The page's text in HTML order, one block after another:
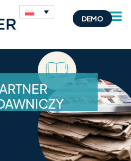
DEMO